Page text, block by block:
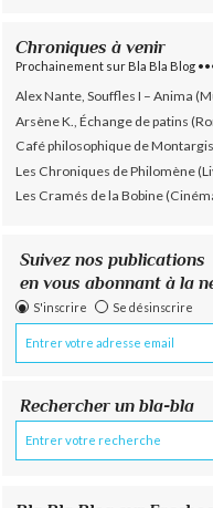
Chroniques à venir
Prochainement sur Bla Bla Blog
Alex Nante, Souffles I – Anima
Arsène K., Échange de patins
Café philosophique de
Les Chroniques de Philomène
Les Cramés de la Bobine
Suivez nos publications
en vous abonnant à la
S'inscrire Se désinscrire
Rechercher un bla-bla